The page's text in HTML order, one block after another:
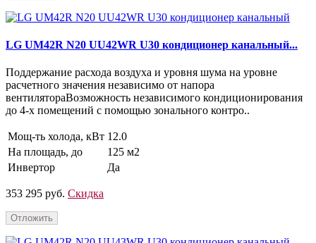
LG UM42R N20 UU42WR U30 кондиционер канальный...
Поддержание расхода воздуха и уровня шума на уровне
расчетного значения независимо от напора
вентилятораВозможность независимого кондиционирования
до 4-х помещений с помощью зонального контро..
Мощ-ть холода, кВт 12.0
На площадь, до
125 м2
Инвертор
Да
353 295 руб. Скидка
Отложить